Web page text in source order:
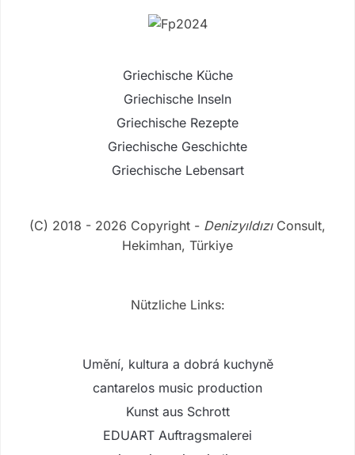
Griechische Küche
Griechische Inseln
Griechische Rezepte
Griechische Geschichte
Griechische Lebensart
(C) 2018 - 2026 Copyright - DenizyıldızıConsult,
Hekimhan, Türkiye
Nützliche Links:
Umění, kultura a dobrá kuchyně
cantarelos music production
Kunst aus Schrott
EDUART Auftragsmalerei